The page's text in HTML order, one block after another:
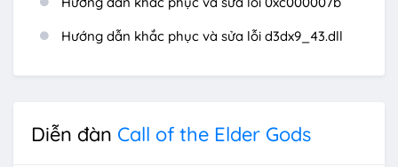
Hướng dẫn khắc phục và sửa lỗi d3dx9_43.dll
Diễn đàn Call of the Elder Gods